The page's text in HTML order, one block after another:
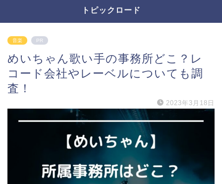
トピックロード
音楽 PR
めいちゃん歌い手の事務所どこ？レ
コード会社やレーベルについても調
査！
2023年3月18日